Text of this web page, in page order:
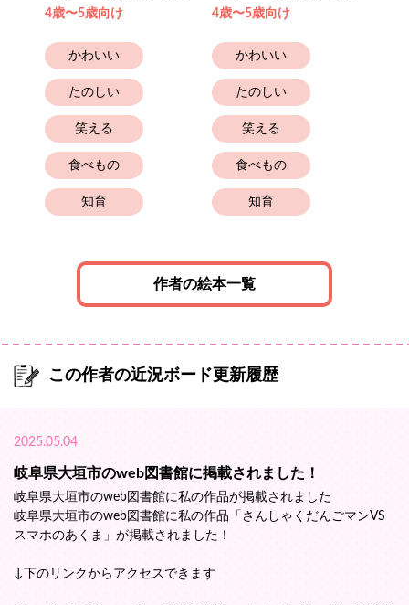
4歳〜5歳向け
かわいい
たのしい
笑える
食べもの
知育
4歳〜5歳向け
かわいい
たのしい
笑える
食べもの
知育
作者の絵本一覧
この作者の近況ボード更新履歴
2025.05.04
岐阜県大垣市のweb図書館に掲載されました！
岐阜県大垣市のweb図書館に私の作品が掲載されました
岐阜県大垣市のweb図書館に私の作品「さんしゃくだんごマンVS
スマホのあくま」が掲載されました！
↓下のリンクからアクセスできます